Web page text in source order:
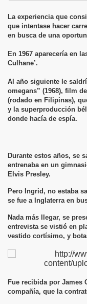
La experiencia que
que intentase hacer
en busca de una
En 1967 aparecería en
Culhane’.
Al año siguiente le
omegans” (1968), film
(rodado en Filipinas),
y la superproducción
donde hacía de espía.
Durante estos años, se
entrenaba en un
Elvis Presley.
Pero Ingrid, no estaba
se fue a Inglaterra en
Nada más llegar, se
entrevista se vistió en
vestido cortísimo, y
Fue recibida por James
compañía, que la